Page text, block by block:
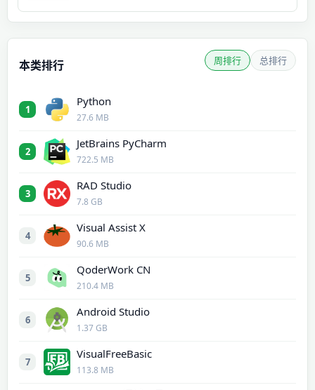
本类排行 周排行 总排行
1
Python
27.6 MB
2
JetBrains PyCharm
722.5 MB
3
RAD Studio
7.8 GB
4
Visual Assist X
90.6 MB
5
QoderWork CN
210.4 MB
6
Android Studio
1.37 GB
7
VisualFreeBasic
113.8 MB